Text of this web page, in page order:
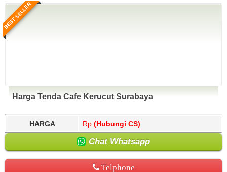
BEST SELLER
Harga Tenda Cafe Kerucut Surabaya
HARGA Rp. (Hubungi CS)
Chat Whatsapp
Telphone